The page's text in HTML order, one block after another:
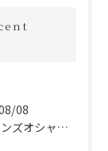
08
春夏のメンズオシャレ最前線スタイル